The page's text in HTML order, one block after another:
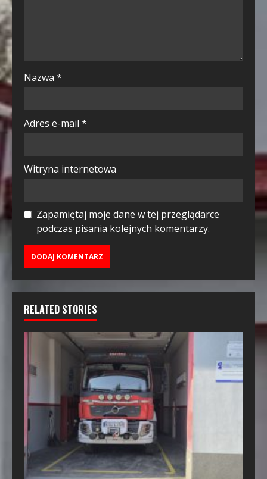
Nazwa *
Adres e-mail *
Witryna internetowa
Zapamiętaj moje dane w tej przeglądarce
podczas pisania kolejnych komentarzy.
RELATED STORIES